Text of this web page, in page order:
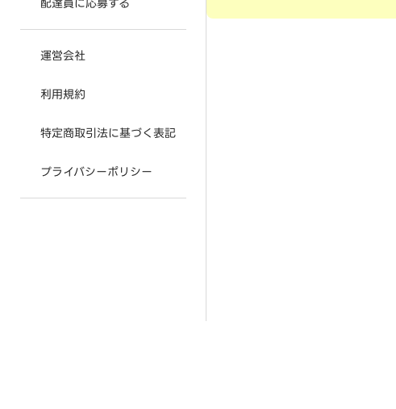
運営会社
利用規約
特定商取引法に基づく表記
プライバシーポリシー